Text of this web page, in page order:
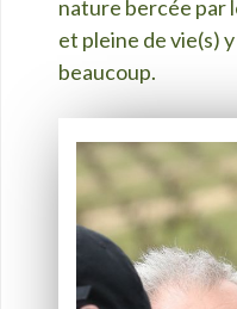
nature bercée par
et pleine de vie(s)
beaucoup.